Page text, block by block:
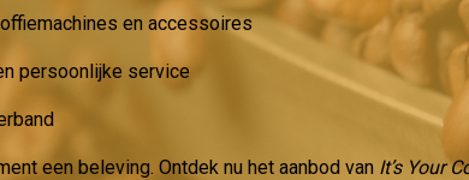
en accessoires
persoonlijke service
een beleving. Ontdek nu het aanbod van It’s Your